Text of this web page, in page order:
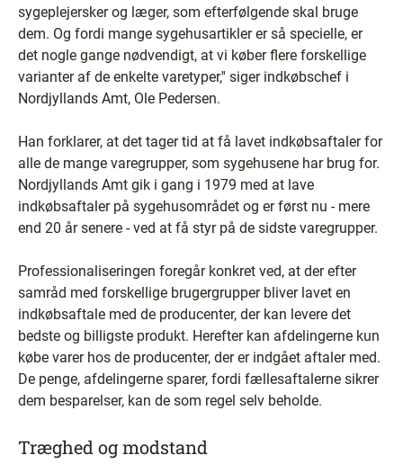
sygeplejersker og læger, som efterfølgende skal bruge
dem. Og fordi mange sygehusartikler er så specielle, er
det nogle gange nødvendigt, at vi køber flere forskellige
varianter af de enkelte varetyper,'' siger indkøbschef i
Nordjyllands Amt, Ole Pedersen.
Han forklarer, at det tager tid at få lavet indkøbsaftaler for
alle de mange varegrupper, som sygehusene har brug for.
Nordjyllands Amt gik i gang i 1979 med at lave
indkøbsaftaler på sygehusområdet og er først nu - mere
end 20 år senere - ved at få styr på de sidste varegrupper.
Professionaliseringen foregår konkret ved, at der efter
samråd med forskellige brugergrupper bliver lavet en
indkøbsaftale med de producenter, der kan levere det
bedste og billigste produkt. Herefter kan afdelingerne kun
købe varer hos de producenter, der er indgået aftaler med.
De penge, afdelingerne sparer, fordi fællesaftalerne sikrer
dem besparelser, kan de som regel selv beholde.
Træghed og modstand